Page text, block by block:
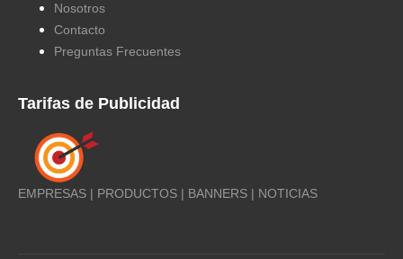
Nosotros
Contacto
Preguntas Frecuentes
Tarifas de Publicidad
EMPRESAS | PRODUCTOS | BANNERS | NOTICIAS